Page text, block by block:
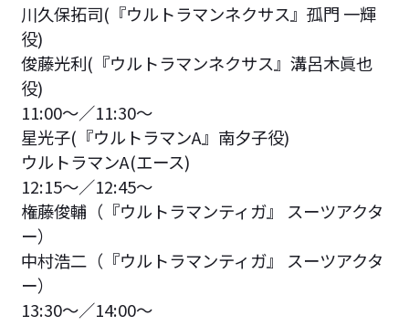
川久保拓司(『ウルトラマンネクサス』孤門 一輝
役)
俊藤光利(『ウルトラマンネクサス』溝呂木眞也
役)
11:00〜／11:30～
星光子(『ウルトラマンA』南夕子役)
ウルトラマンA(エース)
12:15〜／12:45～
権藤俊輔（『ウルトラマンティガ』 スーツアクタ
ー）
中村浩二（『ウルトラマンティガ』 スーツアクタ
ー）
13:30〜／14:00～